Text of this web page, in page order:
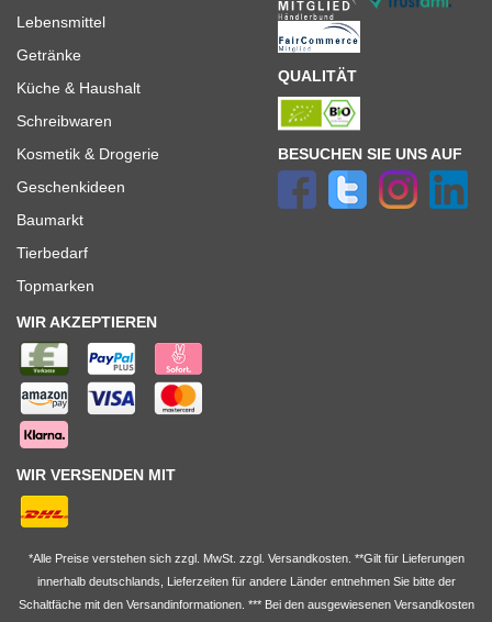
Lebensmittel
Getränke
Küche & Haushalt
Schreibwaren
Kosmetik & Drogerie
Geschenkideen
Baumarkt
Tierbedarf
Topmarken
QUALITÄT
BESUCHEN SIE UNS AUF
WIR AKZEPTIEREN
WIR VERSENDEN MIT
*Alle Preise verstehen sich zzgl. MwSt. zzgl. Versandkosten. **Gilt für Lieferungen
innerhalb deutschlands, Lieferzeiten für andere Länder entnehmen Sie bitte der
Schaltfäche mit den Versandinformationen. *** Bei den ausgewiesenen Versandkosten